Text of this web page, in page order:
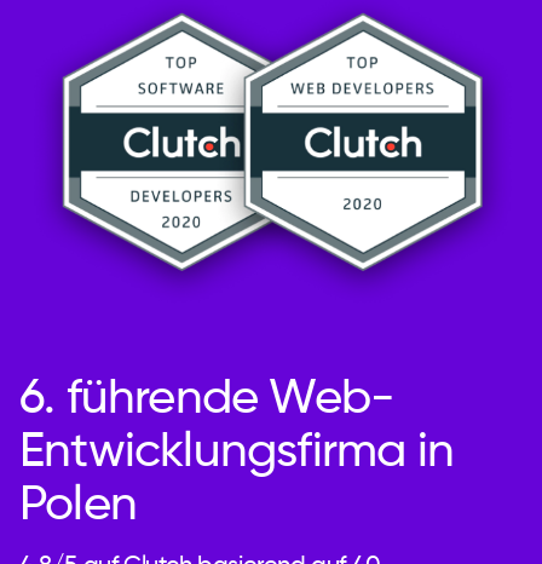
6. führende Web-
Entwicklungsfirma in
Polen